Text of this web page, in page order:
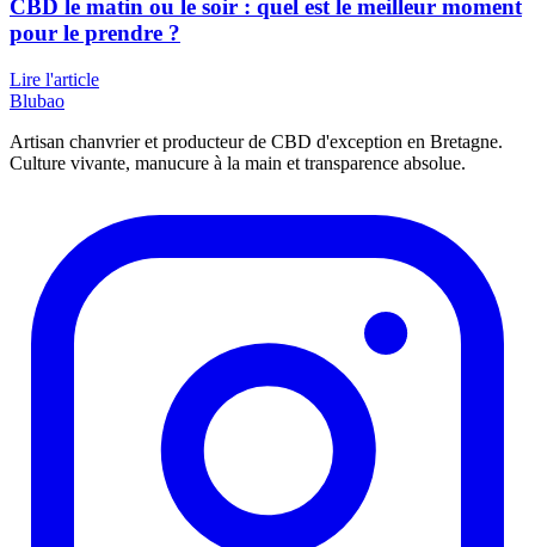
CBD le matin ou le soir : quel est le meilleur moment
pour le prendre ?
Lire l'article
Blubao
Artisan chanvrier et producteur de CBD d'exception en Bretagne.
Culture vivante, manucure à la main et transparence absolue.